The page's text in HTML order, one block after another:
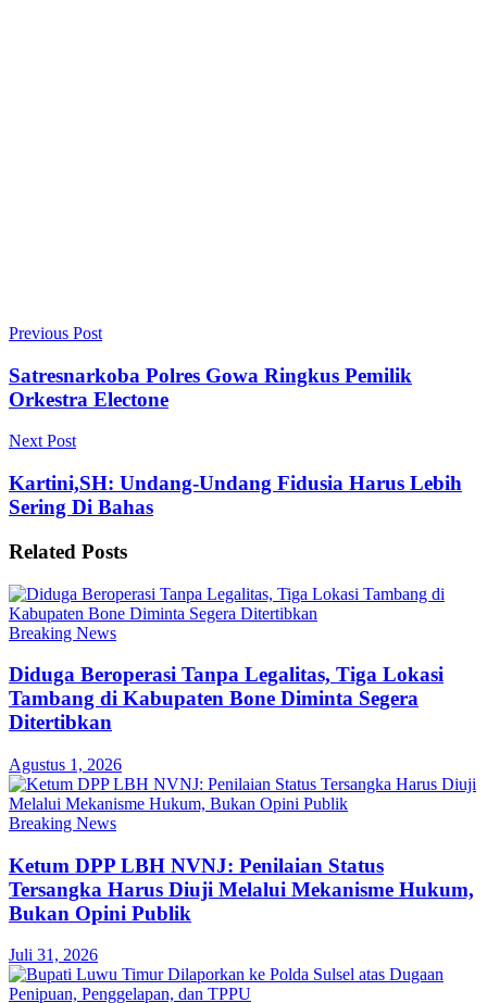
Previous Post
Satresnarkoba Polres Gowa Ringkus Pemilik
Orkestra Electone
Next Post
Kartini,SH: Undang-Undang Fidusia Harus Lebih
Sering Di Bahas
Related Posts
Breaking News
Diduga Beroperasi Tanpa Legalitas, Tiga Lokasi
Tambang di Kabupaten Bone Diminta Segera
Ditertibkan
Agustus 1, 2026
Breaking News
Ketum DPP LBH NVNJ: Penilaian Status
Tersangka Harus Diuji Melalui Mekanisme Hukum,
Bukan Opini Publik
Juli 31, 2026